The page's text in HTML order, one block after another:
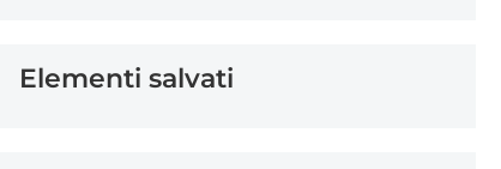
Elementi salvati